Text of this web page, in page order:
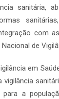
sanitária,
com
de
em
vigilância
a